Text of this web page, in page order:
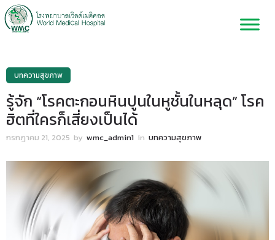
บทความสุขภาพ
รู้จัก “โรคตะกอนหินปูนในหูชั้นในหลุด” โรค
ฮิตที่ใครก็เสี่ยงเป็นได้
กรกฎาคม 21, 2025 by wmc_admin1 in บทความสุขภาพ